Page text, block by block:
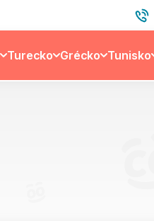
Turecko Grécko Tunisko